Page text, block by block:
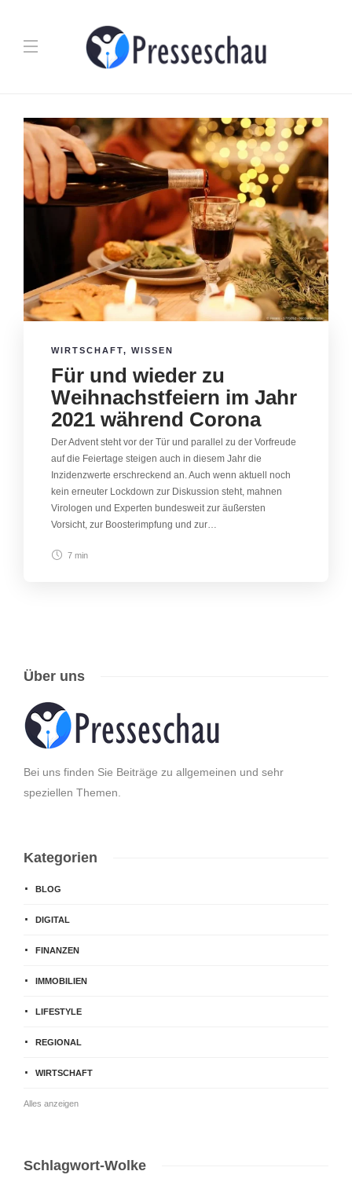
WIRTSCHAFT, WISSEN
Für und wieder zu
Weihnachstfeiern im Jahr
2021 während Corona
Der Advent steht vor der Tür und parallel zu der Vorfreude
auf die Feiertage steigen auch in diesem Jahr die
Inzidenzwerte erschreckend an. Auch wenn aktuell noch
kein erneuter Lockdown zur Diskussion steht, mahnen
Virologen und Experten bundesweit zur äußersten
Vorsicht, zur Boosterimpfung und zur…
7 min
Über uns
Bei uns finden Sie Beiträge zu allgemeinen und sehr
speziellen Themen.
Kategorien
BLOG
DIGITAL
FINANZEN
IMMOBILIEN
LIFESTYLE
REGIONAL
WIRTSCHAFT
Alles anzeigen
Schlagwort-Wolke